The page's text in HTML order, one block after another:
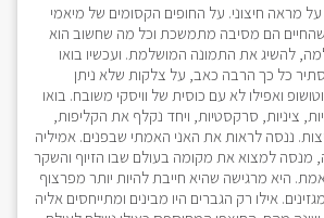
על מראה חיצוני. על החופים הקסומים של מיאמי
הם מסיבה מתמשכת וכל מה שחשוב הוא
להשיג את התמונה המושלמת. ועכשיו בואו
כל כך הרבה כאב, על צלקות שלא ניתן
ואפילו לא עם כוסית של וויסקי משובח. בואו
ציניות, סרקסטיות, ויחד נקלף את הקליפות,
ננסה לראות את האני האמתי שבפנים. אמיליה
מנסה למצוא את מקומה בעולם שבו הזיוף והשקר
היא מרגישה שהיא חייבת להיות יותר מפרצוף
אילו רק הגברים היו מבינים ומתייחסים אליה